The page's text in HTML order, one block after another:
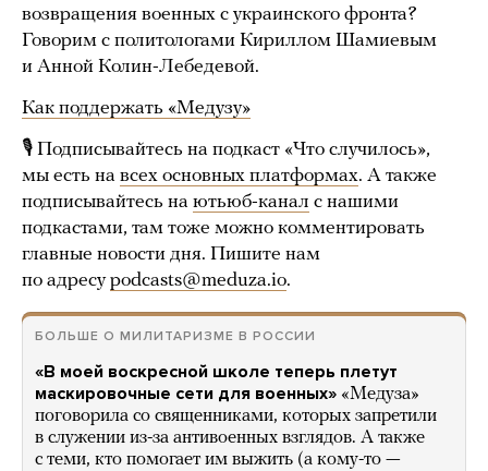
возвращения военных с украинского фронта?
Говорим с политологами Кириллом Шамиевым
и Анной Колин-Лебедевой.
Как поддержать «Медузу»
🎙 Подписывайтесь на подкаст «Что случилось»,
мы есть на всех основных платформах. А также
подписывайтесь на ютьюб-канал с нашими
подкастами, там тоже можно комментировать
главные новости дня. Пишите нам
по адресуpodcasts@meduza.io.
БОЛЬШЕ О МИЛИТАРИЗМЕ В РОССИИ
«В моей воскресной школе теперь плетут
маскировочные сети для военных» «Медуза»
поговорила со священниками, которых запретили
в служении из-за антивоенных взглядов. А также
с теми, кто помогает им выжить (а кому-то —